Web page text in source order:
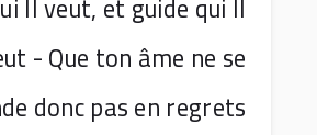
- Que ton âme ne se
donc pas en regrets